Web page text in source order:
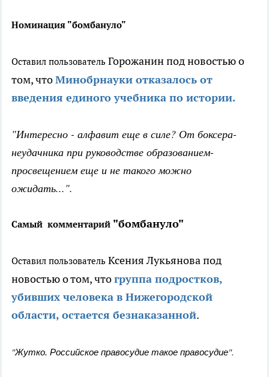
Номинация "бомбануло"
Оставил пользователь Горожанин под новостью о
том, чтоМинобрнауки отказалось от
введения единого учебника по истории.
"Интересно - алфавит еще в силе? От боксера-
неудачника при руководстве образованием-
просвещением еще и не такого можно
ожидать...".
Самый комментарий "бомбануло"
Оставил пользователь Ксения Лукьянова под
новостью о том, чтогруппа подростков,
убивших человека в Нижегородской
области, остается безнаказанной.
"Жутко. Российское правосудие такое правосудие".